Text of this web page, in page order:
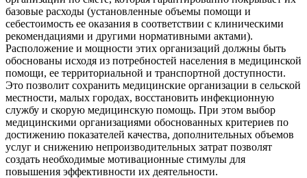
базовые расходы (установленные объемы помощи и
себестоимость ее оказания в соответствии с клиническими
рекомендациями и другими нормативными актами).
Расположение и мощности этих организаций должны быть
обоснованы исходя из потребностей населения в медицинской
помощи, ее территориальной и транспортной доступности.
Это позволит сохранить медицинские организации в сельской
местности, малых городах, восстановить инфекционную
службу и скорую медицинскую помощь. При этом выбор
медицинскими организациями обоснованных критериев по
достижению показателей качества, дополнительных объемов
услуг и снижению непроизводительных затрат позволят
создать необходимые мотивационные стимулы для
повышения эффективности их деятельности.